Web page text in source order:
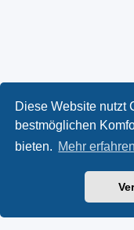
Diese Website nutzt
bestmöglichen
bieten. Mehr erfahren